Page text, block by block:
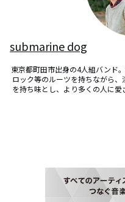
submarine dog
東京都町田市出身の4人組バンド
ロック等のルーツを持ちながら
を持ち味とし、より多くの人に